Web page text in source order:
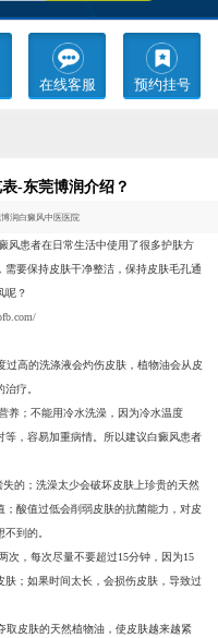
在线客服 预约挂号
-东莞博润介绍？
博润白癜风中医医院
风患者在日常生活中使用了很多护肤方
要保持皮肤干净整洁，保持皮肤毛孔通
呢？
高的洗涤液会灼伤皮肤，植物油会从皮
疗。
；不能用冷水洗澡，因为冷水温度
，容易加重病情。所以建议白癜风患者
的；洗澡太少会破坏皮肤上珍贵的天然
酸值过低会削弱皮肤的抗菌能力，对皮
到的。
，每次尽量不要超过15分钟，因为15
；如果时间太长，会损伤皮肤，导致过
皮肤的天然植物油，使皮肤越来越紧